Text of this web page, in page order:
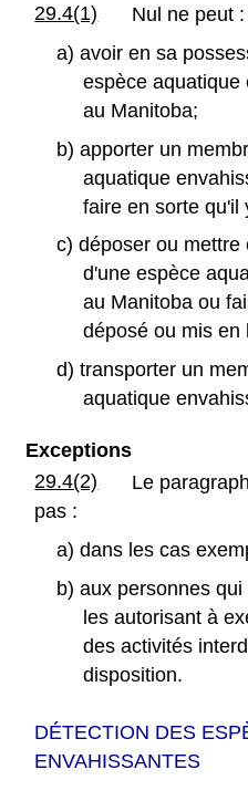
29.4(1)
Nul ne peut :
a) avoir en sa
espèce aquatique
au Manitoba;
b) apporter un
aquatique
faire en sorte qu'il
c) déposer ou
d'une espèce
au Manitoba ou
déposé ou mis en
d) transporter un
aquatique
Exceptions
29.4(2)
Le
pas :
a) dans les cas
b) aux personnes
les autorisant à
des activités
disposition.
DÉTECTION DES
ENVAHISSANTES